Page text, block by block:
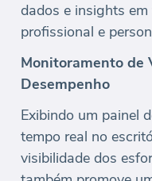
dados e insights
profissional e
Monitoramento de
Desempenho
Exibindo um painel
tempo real no
visibilidade dos